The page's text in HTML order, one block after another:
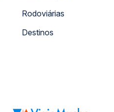
Rodoviárias
Destinos